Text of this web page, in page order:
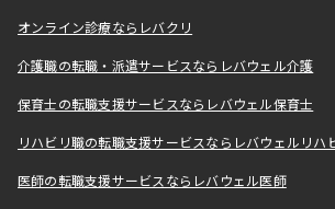
オンライン診療ならレバクリ
介護職の転職・派遣サービスならレバウェル介護
保育士の転職支援サービスならレバウェル保育士
リハビリ職の転職支援サービスならレバウェルリハ
医師の転職支援サービスならレバウェル医師